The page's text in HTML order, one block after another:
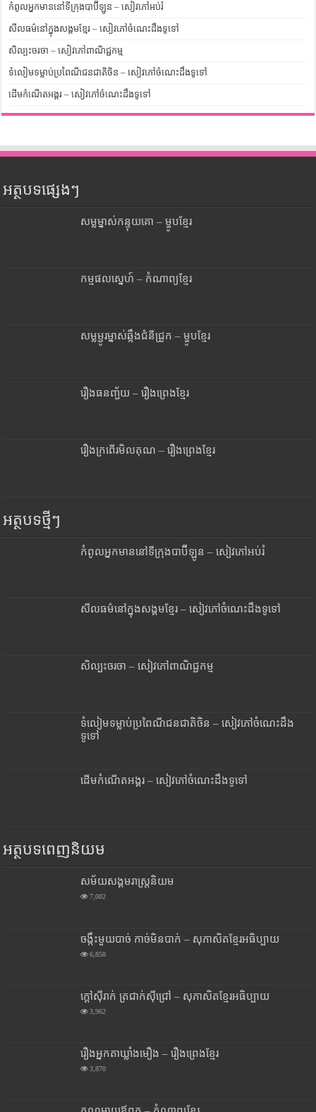
កំពូលអ្នកមាននៅទីក្រុងបាប៊ីឡូន – សៀវភៅអប់រំ
សីលធម៌នៅក្នុងសង្គមខ្មែរ – សៀវភៅចំណេះដឹងទូទៅ
សិល្បះចរចា – សៀវភៅពាណិជ្ជកម្ម
ទំលៀមទម្លាប់ប្រពៃណីជនជាតិចិន – សៀវភៅចំណេះដឹងទូទៅ
ដើមកំណើតអង្គរ – សៀវភៅចំណេះដឹងទូទៅ
អត្ថបទផ្សេងៗ
សម្លម្នាស់កន្ទុយគោ – ម្ហូបខ្មែរ
កម្មផលស្នេហ៍ – កំណាព្យខ្មែរ
សម្លម្ជូរម្នាស់ឆ្អឹងជំនីជ្រូក – ម្ហូបខ្មែរ
រឿងធនញ្ជ័យ – រឿងព្រេងខ្មែរ
រឿងក្រពើរមិលគុណ – រឿងព្រេងខ្មែរ
អត្ថបទថ្មីៗ
កំពូលអ្នកមាននៅទីក្រុងបាប៊ីឡូន – សៀវភៅអប់រំ
សីលធម៌នៅក្នុងសង្គមខ្មែរ – សៀវភៅចំណេះដឹងទូទៅ
សិល្បះចរចា – សៀវភៅពាណិជ្ជកម្ម
ទំលៀមទម្លាប់ប្រពៃណីជនជាតិចិន – សៀវភៅចំណេះដឹង
ទូទៅ
ដើមកំណើតអង្គរ – សៀវភៅចំណេះដឹងទូទៅ
អត្ថបទពេញនិយម
សម័យសង្គមរាស្រ្តនិយម
7,002
ចង្កឹះមួយបាច់ កាច់មិនបាក់ – សុភាសិតខ្មែរអធិប្បាយ
6,858
ក្តៅស៊ីរាក់ ត្រជាក់ស៊ីជ្រៅ – សុភាសិតខ្មែរអធិប្បាយ
3,962
រឿងអ្នកតាឃ្លាំងមឿង – រឿងព្រេងខ្មែរ
3,870